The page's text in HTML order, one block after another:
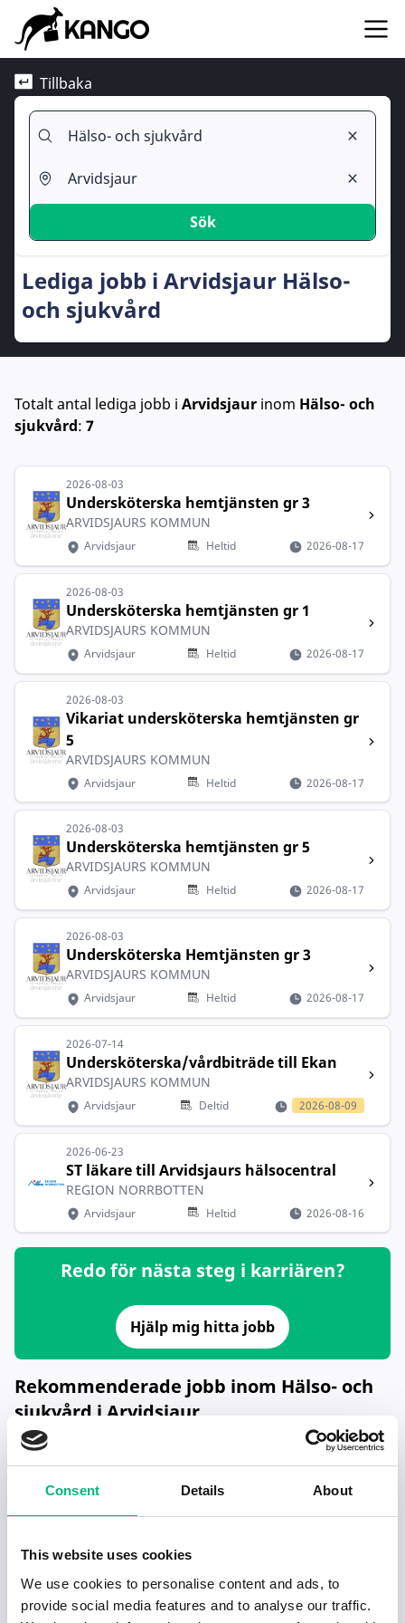
Consent Details About
This website uses cookies
We use cookies to personalise content and ads, to
provide social media features and to analyse our traffic.
Tillbaka
Sök
Lediga jobb i Arvidsjaur Hälso-
och sjukvård
Totalt antal lediga jobb i Arvidsjaur inom Hälso- och
sjukvård: 7
2026-08-03
Undersköterska hemtjänsten gr 3
ARVIDSJAURS KOMMUN
Arvidsjaur Heltid 2026-08-17
2026-08-03
Undersköterska hemtjänsten gr 1
ARVIDSJAURS KOMMUN
Arvidsjaur Heltid 2026-08-17
2026-08-03
Vikariat undersköterska hemtjänsten gr
5
ARVIDSJAURS KOMMUN
Arvidsjaur Heltid 2026-08-17
2026-08-03
Undersköterska hemtjänsten gr 5
ARVIDSJAURS KOMMUN
Arvidsjaur Heltid 2026-08-17
2026-08-03
Undersköterska Hemtjänsten gr 3
ARVIDSJAURS KOMMUN
Arvidsjaur Heltid 2026-08-17
2026-07-14
Undersköterska/vårdbiträde till Ekan
ARVIDSJAURS KOMMUN
Arvidsjaur Deltid 2026-08-09
2026-06-23
ST läkare till Arvidsjaurs hälsocentral
REGION NORRBOTTEN
Arvidsjaur Heltid 2026-08-16
Redo för nästa steg i karriären?
Hjälp mig hitta jobb
Rekommenderade jobb inom Hälso- och
sjukvård i Arvidsjaur
Undersköterska/vårdbiträde till Ekan
ARVIDSJAURS KOMMUN
REGION NORRBOTTEN
Undersköterska hemtjänsten gr 3